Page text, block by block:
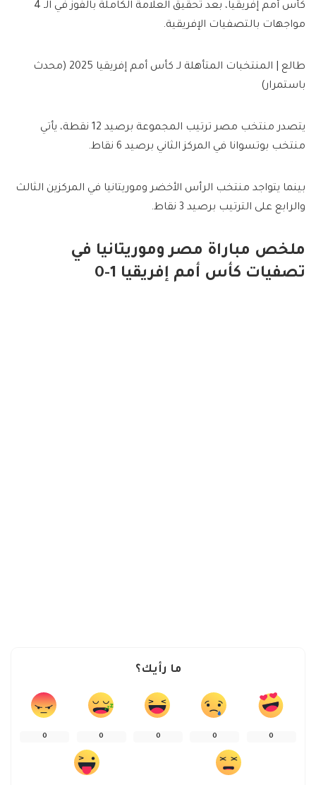
كأس أمم إفريقيا، بعد تحقيق العلامة الكاملة بالفوز في الـ 4
مواجهات بالتصفيات الإفريقية.
طالع | المنتخبات المتأهلة لـ كأس أمم إفريقيا 2025 (محدث
باستمرار)
يتصدر منتخب مصر ترتيب المجموعة برصيد 12 نقطة، يأتي
منتخب بوتسوانا في المركز الثاني برصيد 6 نقاط.
بينما يتواجد منتخب الرأس الأخضر وموريتانيا في المركزين الثالث
والرابع على الترتيب برصيد 3 نقاط.
ملخص مباراة مصر وموريتانيا في
تصفيات كأس أمم إفريقيا 1-0
ما رأيك؟
0
0
0
0
0